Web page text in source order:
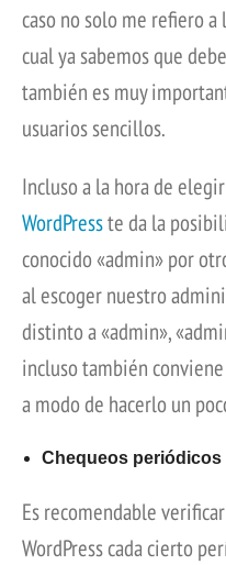
caso no solo me refiero
cual ya sabemos que
también es muy
usuarios sencillos.
Incluso a la hora de
WordPresste da la
conocido «admin» por
al escoger nuestro
distinto a «admin»,
incluso también
a modo de hacerlo un
Chequeos periódicos
Es recomendable
WordPress cada cierto